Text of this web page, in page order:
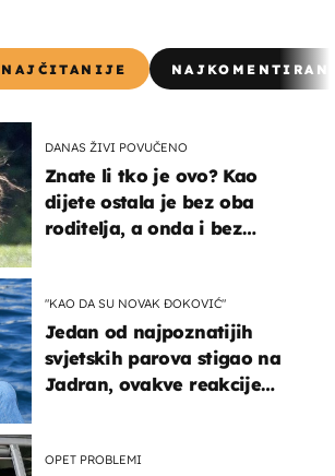
NAJČITANIJE
DANAS ŽIVI POVUČENO
Znate li tko je ovo? Kao
dijete ostala je bez oba
roditelja, a onda i bez
"KAO DA SU NOVAK ĐOKOVIĆ"
Jedan od najpoznatijih
svjetskih parova stigao na
Jadran, ovakve reakcije
OPET PROBLEMI